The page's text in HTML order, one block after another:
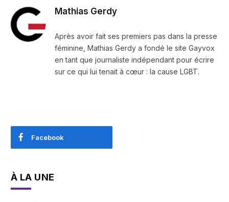
Mathias Gerdy
Après avoir fait ses premiers pas dans la presse
féminine, Mathias Gerdy a fondé le site Gayvox
en tant que journaliste indépendant pour écrire
sur ce qui lui tenait à cœur : la cause LGBT.
Facebook
À LA UNE